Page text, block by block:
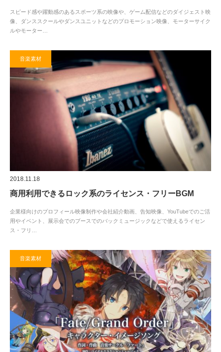
スピード感や躍動感のあるスポーツ系の映像や、ゲーム配信などのダイジェスト映
像、ダンススクールやダンスユニットなどのプロモーション映像、モーターサイク
ルやモーター…
音楽素材
2018.11.18
商用利用できるロック系のライセンス・フリーBGM
企業様向けのプロフィール映像制作や会社紹介動画、告知映像、YouTubeでのご活
用やイベント、展示会でのブースでのバックミュージックなどで使えるライセン
ス・フリ…
音楽素材